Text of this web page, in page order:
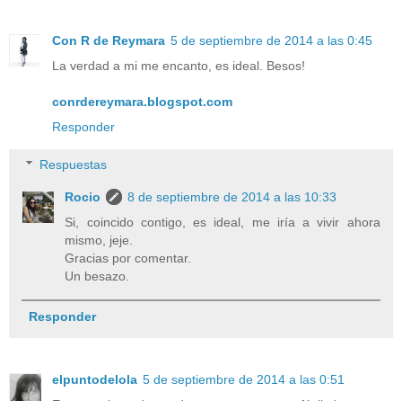
Con R de Reymara 5 de septiembre de 2014 a las 0:45
La verdad a mi me encanto, es ideal. Besos!
conrdereymara.blogspot.com
Responder
Respuestas
Rocio
8 de septiembre de 2014 a las 10:33
Si, coincido contigo, es ideal, me iría a vivir ahora
mismo, jeje.
Gracias por comentar.
Un besazo.
Responder
elpuntodelola 5 de septiembre de 2014 a las 0:51